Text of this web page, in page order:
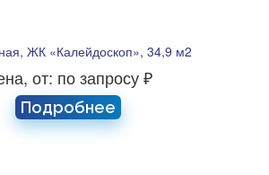
ЖК «Калейдоскоп», 34,9 м2
от: по запросу ₽
Подробнее